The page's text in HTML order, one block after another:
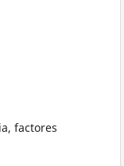
factores